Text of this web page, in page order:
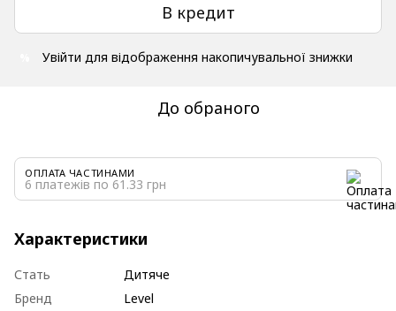
В кредит
Увійти для відображення накопичувальної знижки
До обраного
ОПЛАТА ЧАСТИНАМИ
6 платежів по 61.33 грн
Характеристики
Стать
Дитяче
Бренд
Level